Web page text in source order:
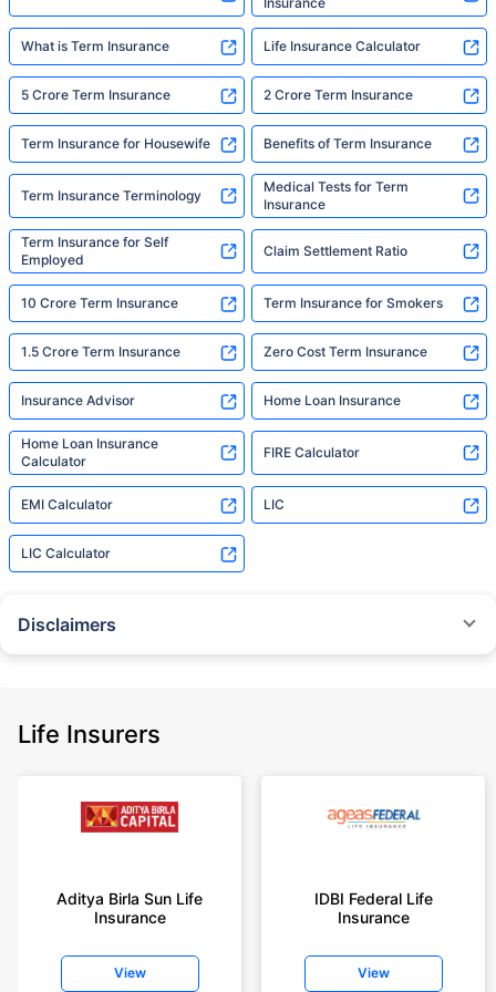
What is Term Insurance Life Insurance Calculator
5 Crore Term Insurance 2 Crore Term Insurance
Term Insurance for Housewife Benefits of Term Insurance
Term Insurance Terminology
Medical Tests for Term
Insurance
Term Insurance for Self
Employed
Claim Settlement Ratio
10 Crore Term Insurance Term Insurance for Smokers
1.5 Crore Term Insurance Zero Cost Term Insurance
Insurance Advisor Home Loan Insurance
Home Loan Insurance
Calculator
FIRE Calculator
EMI Calculator LIC
LIC Calculator
Disclaimers
Policybazaar does not endorse, rate or recommend any particular insurer
+On the basis of your profile
years of age, rounded off to nearest 10
insurance for an 18 year-old male, non-smoker, with no pre-existing
diseases, cover upto 30 years of age rounded off to nearest 10
Life Insurers
Aditya Birla Sun Life
Insurance
View
IDBI Federal Life
Insurance
View